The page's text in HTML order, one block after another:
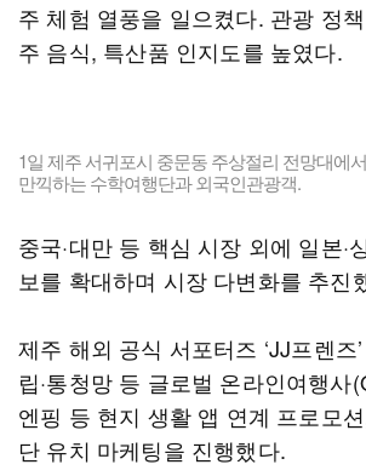
주 체험 열풍을 일으켰다. 관광 정
주 음식, 특산품 인지도를 높였다.
1일 제주 서귀포시 중문동 주상절리 전망대에
만끽하는 수학여행단과 외국인관광객.
중국·대만 등 핵심 시장 외에 일본·
보를 확대하며 시장 다변화를 추진
제주 해외 공식 서포터즈 ‘JJ프렌즈
립·통청망 등 글로벌 온라인여행사
엔핑 등 현지 생활 앱 연계 프로모
단 유치 마케팅을 진행했다.